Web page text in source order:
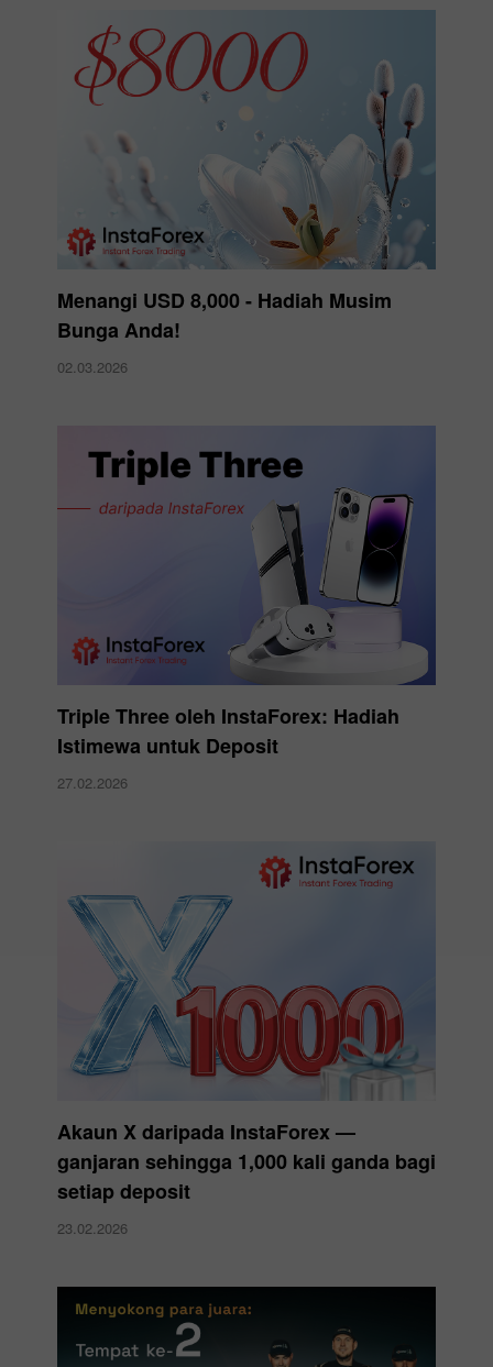
Menangi USD 8,000 - Hadiah Musim
Bunga Anda!
02.03.2026
Triple Three oleh InstaForex: Hadiah
Istimewa untuk Deposit
27.02.2026
Akaun X daripada InstaForex —
ganjaran sehingga 1,000 kali ganda bagi
setiap deposit
23.02.2026